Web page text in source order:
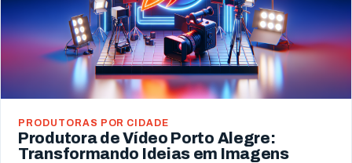
PRODUTORAS POR CIDADE
Produtora de Vídeo Porto Alegre:
Transformando Ideias em Imagens